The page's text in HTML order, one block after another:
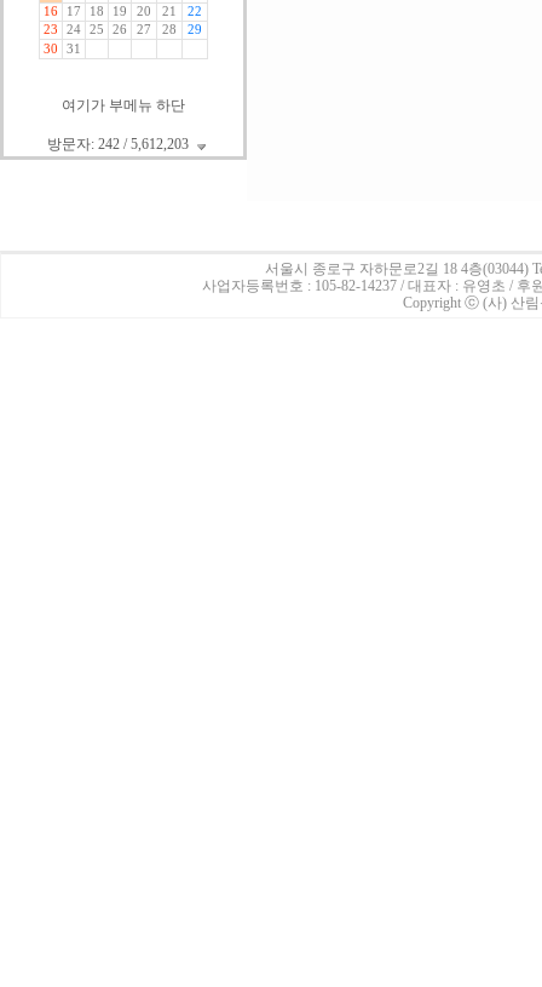
여기가 부메뉴 하단
방문자: 242 / 5,612,203
서울시 종로구 자하문로2길 18 4층(03044)
사업자등록번호 : 105-82-14237 / 대표자 : 유영초 /
Copyright ⓒ (사) 산림